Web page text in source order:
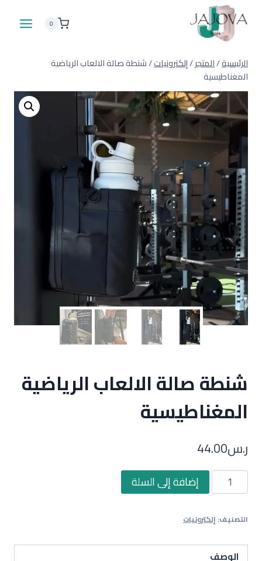
المحتوى
0
الرئيسية/المتجر/إلكترونيات/شنطة صالة الالعاب الرياضية
المغناطيسية
شنطة صالة الالعاب الرياضية
المغناطيسية
ر.س44.00
كمية
شنطة
الالعاب
الرياضية
المغناطيسية
إضافة إلى السلة
التصنيف: إلكترونيات
الوصف